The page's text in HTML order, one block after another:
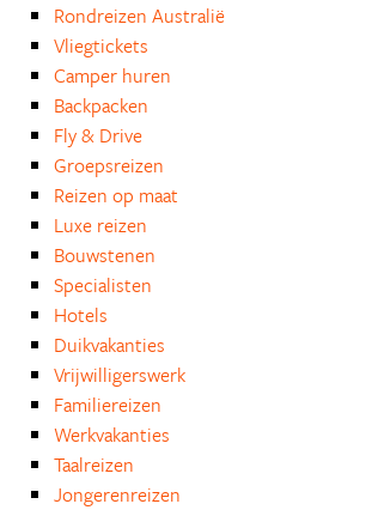
Rondreizen Australië
Vliegtickets
Camper huren
Backpacken
Fly & Drive
Groepsreizen
Reizen op maat
Luxe reizen
Bouwstenen
Specialisten
Hotels
Duikvakanties
Vrijwilligerswerk
Familiereizen
Werkvakanties
Taalreizen
Jongerenreizen